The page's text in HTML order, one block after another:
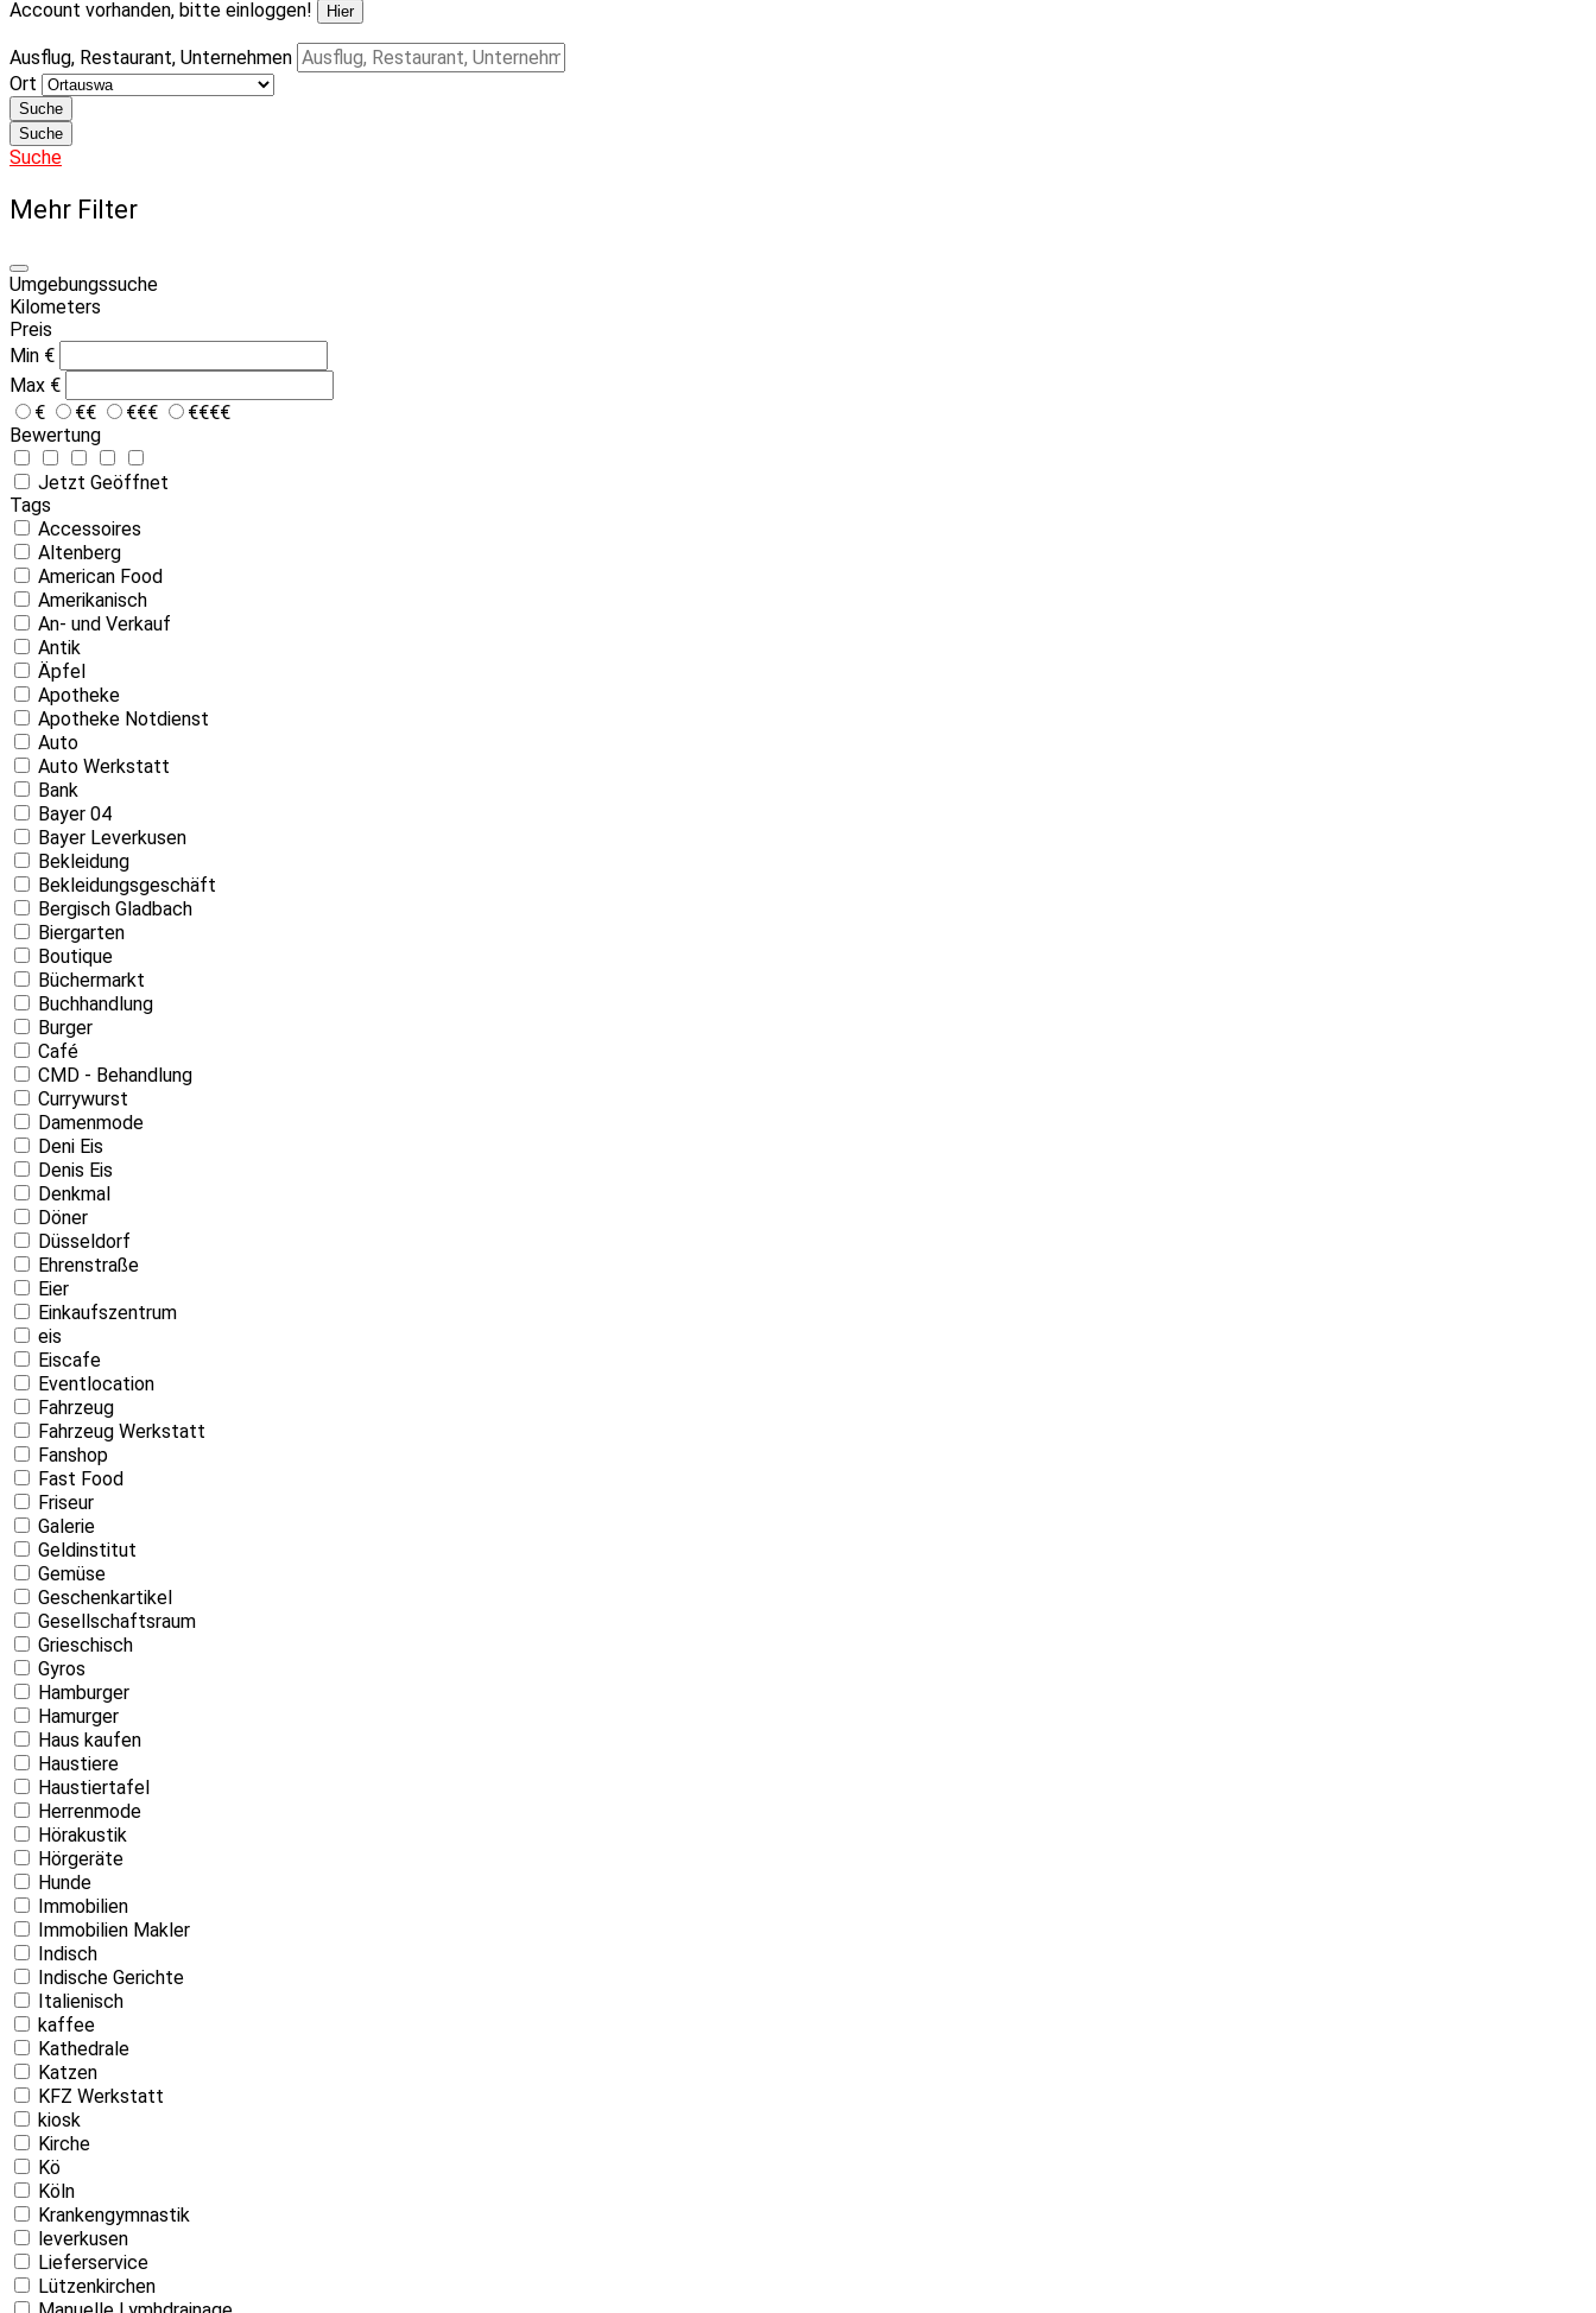
Account vorhanden, bitte einloggen!
Hier
Ausflug, Restaurant, Unternehmen
Ort
Suche
Suche
Suche
Mehr Filter
Umgebungssuche
Kilometers
Preis
Min €
Max €
€
€€ €€€
€€€€
Bewertung
Jetzt Geöffnet
Tags
Accessoires
Altenberg
American Food
Amerikanisch
An- und Verkauf
Antik
Äpfel
Apotheke
Apotheke Notdienst
Auto
Auto Werkstatt
Bank
Bayer 04
Bayer Leverkusen
Bekleidung
Bekleidungsgeschäft
Bergisch Gladbach
Biergarten
Boutique
Büchermarkt
Buchhandlung
Burger
Café
CMD - Behandlung
Currywurst
Damenmode
Deni Eis
Denis Eis
Denkmal
Döner
Düsseldorf
Ehrenstraße
Eier
Einkaufszentrum
eis
Eiscafe
Eventlocation
Fahrzeug
Fahrzeug Werkstatt
Fanshop
Fast Food
Friseur
Galerie
Geldinstitut
Gemüse
Geschenkartikel
Gesellschaftsraum
Grieschisch
Gyros
Hamburger
Hamurger
Haus kaufen
Haustiere
Haustiertafel
Herrenmode
Hörakustik
Hörgeräte
Hunde
Immobilien
Immobilien Makler
Indisch
Indische Gerichte
Italienisch
kaffee
Kathedrale
Katzen
KFZ Werkstatt
kiosk
Kirche
Kö
Köln
Krankengymnastik
leverkusen
Lieferservice
Lützenkirchen